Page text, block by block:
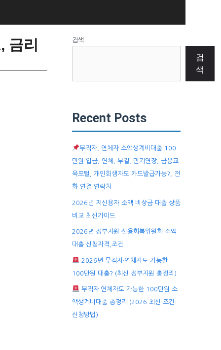
금리 검색
검
색
Recent Posts
무직자, 연체자 소액생계비대출 100
만원 입금, 연체, 부결, 만기연장, 금융교
육포털, 개인회생자도 카드발급가능?, 전
화 연결 연락처
2026년 저신용자 소액 비상금 대출 상품
비교 최신가이드
2026년 정부지원 신용회복위원회 소액
대출 신청자격,조건
2026년 무직자·연체자도 가능한
100만원 대출? (최신 정부지원 총정리)
무직자·연체자도 가능한 100만원 소
액생계비대출 총정리 (2026 최신 조건·
신청방법)